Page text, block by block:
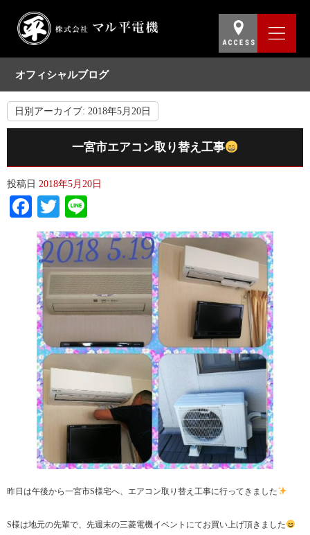
オフィシャルブログ
日別アーカイブ: 2018年5月20日
一宮市エアコン取り替え工事
投稿日 2018年5月20日
Facebook
Twitter
昨日は午後から一宮市S様宅へ、エアコン取り替え工事に行ってきました
S様は地元の先輩で、先週末の三菱電機イベントにてお買い上げ頂きました